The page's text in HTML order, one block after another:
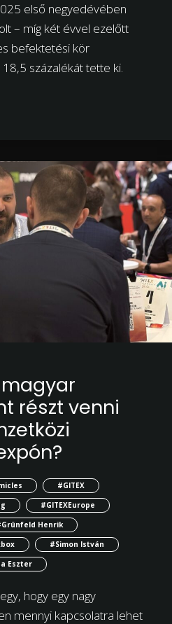
első negyedévében
– míg két évvel ezelőtt
befektetési kör
százalékát tette ki.
részt venni
#GITEX
#GITEXEurope
Henrik
#Simon István
Eszter
hogy egy nagy
mennyi kapcsolatra lehet